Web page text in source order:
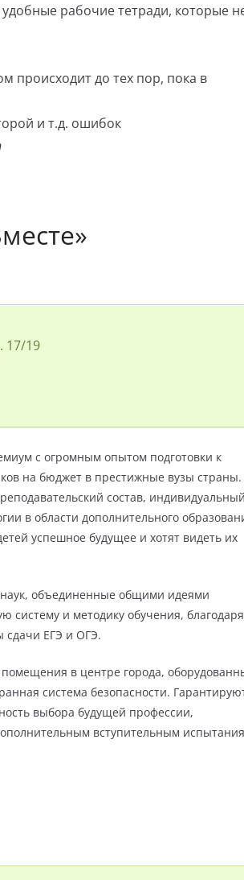
рабочие тетради, которые
происходит до тех пор, пока в
и т.д. ошибок
17/19
с огромным опытом подготовки к
на бюджет в престижные вузы страны.
состав, индивидуальный
в области дополнительного
успешное будущее и хотят видеть их
наук, объединенные общими идеями
систему и методику обучения, благодаря
сдачи ЕГЭ и ОГЭ.
в центре города,
система безопасности.
выбора будущей профессии,
вступительным